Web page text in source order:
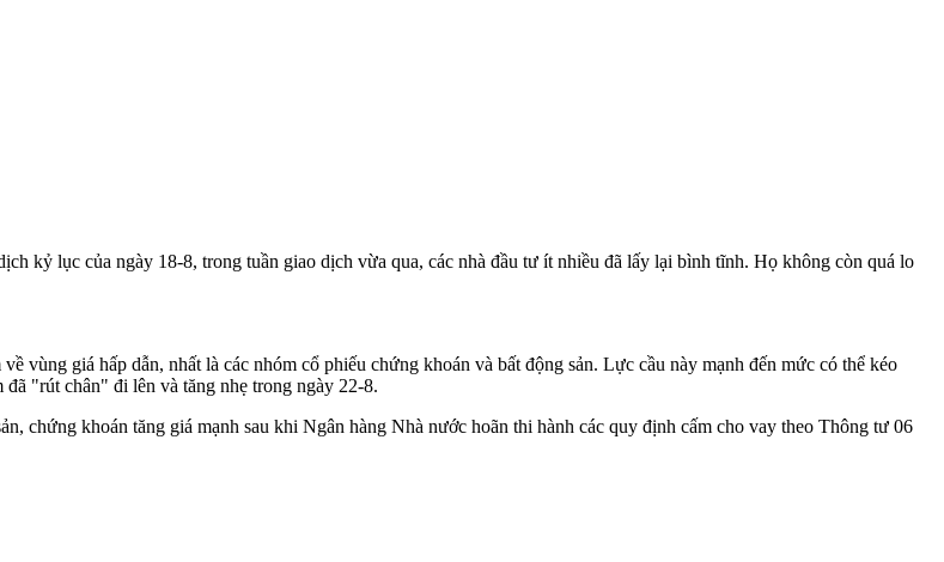
kỷ lục của ngày 18-8, trong tuần giao dịch vừa qua, các nhà đầu tư ít nhiều đã lấy lại bình tĩnh. Họ không còn quá lo
vùng giá hấp dẫn, nhất là các nhóm cổ phiếu chứng khoán và bất động sản. Lực cầu này mạnh đến mức có thể kéo
"rút chân" đi lên và tăng nhẹ trong ngày 22-8.
chứng khoán tăng giá mạnh sau khi Ngân hàng Nhà nước hoãn thi hành các quy định cấm cho vay theo Thông tư 06